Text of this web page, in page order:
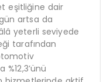
eşitliğine dair
artsa da
yeterli seviyede
tarafından